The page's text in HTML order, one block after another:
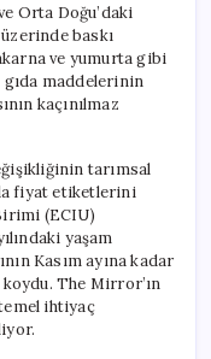
Yükseliyor:
Tüketiciler
Uyanık
Olmalı
için
Orta Doğu’daki
baskı
ve yumurta gibi
gıda maddelerinin
kaçınılmaz
tarımsal
fiyat etiketlerini
(ECIU)
yaşam
Kasım ayına kadar
The Mirror’ın
ihtiyaç